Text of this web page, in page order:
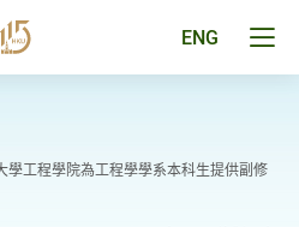
ENG
學工程學院為工程學學系本科生提供副修